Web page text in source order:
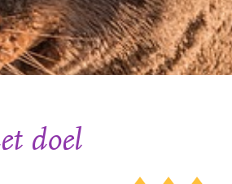
doel